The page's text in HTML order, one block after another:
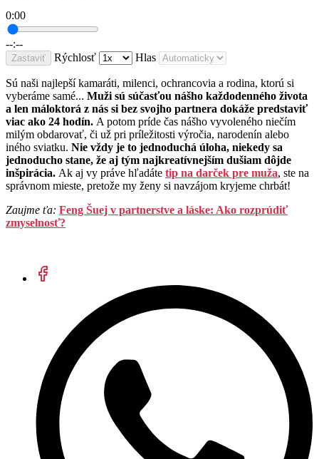
0:00
--:--
Zastaviť Rýchlosť Hlas
Sú naši najlepší kamaráti, milenci, ochrancovia a rodina, ktorú si
vyberáme samé... Muži sú súčasťou nášho každodenného života
a len máloktorá z nás si bez svojho partnera dokáže predstaviť
viac ako 24 hodín. A potom príde čas nášho vyvoleného niečím
milým obdarovať, či už pri príležitosti výročia, narodenín alebo
iného sviatku. Nie vždy je to jednoduchá úloha, niekedy sa
jednoducho stane, že aj tým najkreatívnejším dušiam dôjde
inšpirácia. Ak aj vy práve hľadáte tip na darček pre muža, ste na
správnom mieste, pretože my ženy si navzájom kryjeme chrbát!
Zaujme ťa: Feng Šuej v partnerstve a láske: Ako rozprúdiť
zmyselnosť?